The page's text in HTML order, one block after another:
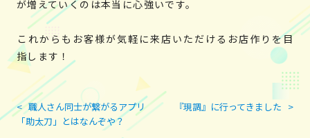
が増えていくのは本当に心強いです。
これからもお客様が気軽に来店いただけるお店作りを目
指します！
投
稿
< 職人さん同士が繋がるアプリ
「助太刀」とはなんぞや？
『現調』に行ってきました >